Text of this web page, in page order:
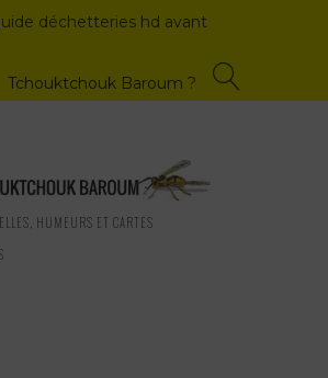
déchetteries hd avant
Tchouktchouk Baroum ?
HUMEURS ET CARTES